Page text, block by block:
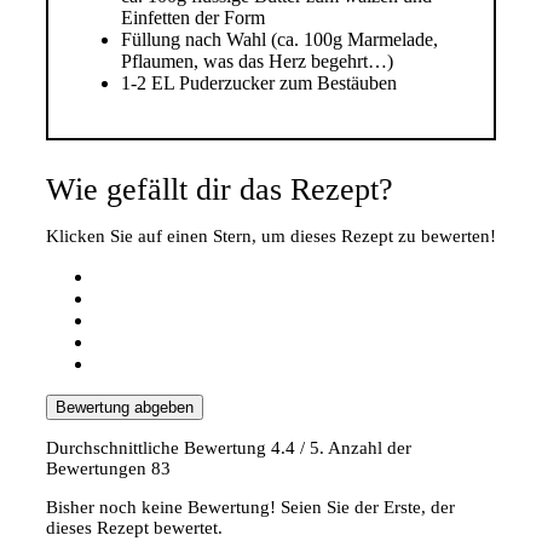
Einfetten der Form
Füllung nach Wahl (ca. 100g Marmelade,
Pflaumen, was das Herz begehrt…)
1-2 EL Puderzucker zum Bestäuben
Wie gefällt dir das Rezept?
Klicken Sie auf einen Stern, um dieses Rezept zu bewerten!
Bewertung abgeben
Durchschnittliche Bewertung 4.4/ 5. Anzahl der
Bewertungen 83
Bisher noch keine Bewertung! Seien Sie der Erste, der
dieses Rezept bewertet.